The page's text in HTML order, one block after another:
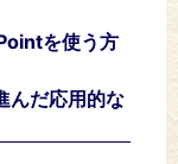
を使う方
んだ応用的な